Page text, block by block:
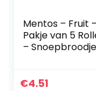
Mentos – Fruit
Pakje van 5
–
en Citroen) –
€4.51